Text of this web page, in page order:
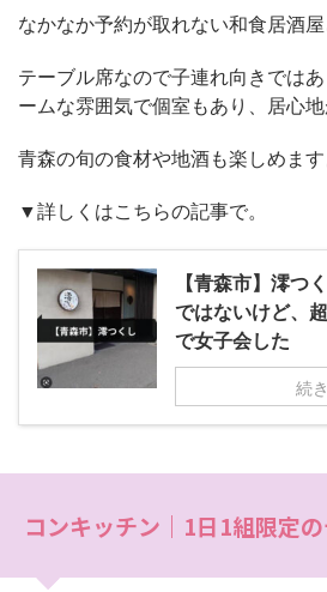
なかなか予約が取れない和食居酒屋
テーブル席なので子連れ向きでは
ームな雰囲気で個室もあり、居心地
青森の旬の食材や地酒も楽しめます
▼詳しくはこちらの記事で。
【青森市】澪
ではないけど、
で女子会した
続
コンキッチン｜1日1組限定